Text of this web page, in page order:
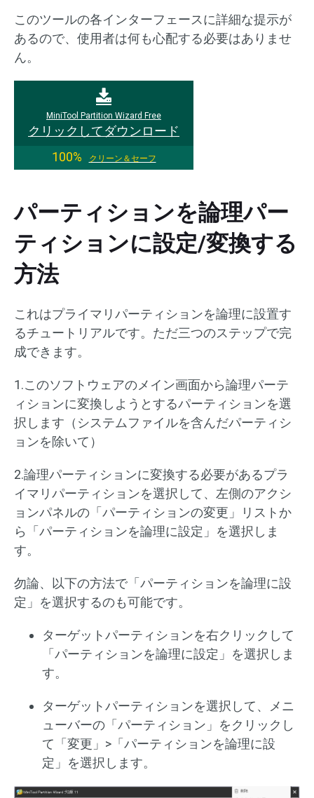
このツールの各インターフェースに詳細な提示が
あるので、使用者は何も心配する必要はありませ
ん。
MiniTool Partition Wizard Free
クリックしてダウンロード
100%
クリーン＆セーフ
パーティションを論理パー
ティションに設定/変換する
方法
これはプライマリパーティションを論理に設置す
るチュートリアルです。ただ三つのステップで完
成できます。
1.このソフトウェアのメイン画面から論理パーテ
ィションに変換しようとするパーティションを選
択します（システムファイルを含んだパーティシ
ョンを除いて）
2.論理パーティションに変換する必要があるプラ
イマリパーティションを選択して、左側のアクシ
ョンパネルの「パーティションの変更」リストか
ら「パーティションを論理に設定」を選択しま
す。
勿論、以下の方法で「パーティションを論理に設
定」を選択するのも可能です。
ターゲットパーティションを右クリックして
「パーティションを論理に設定」を選択しま
す。
ターゲットパーティションを選択して、メニ
ューバーの「パーティション」をクリックし
て「変更」>「パーティションを論理に設
定」を選択します。